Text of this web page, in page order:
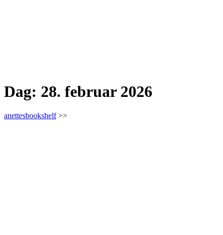
Dag: 28. februar 2026
anettesbookshelf>>